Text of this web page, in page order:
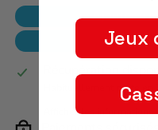
Ajouter à
Récupération
Habituellement prête en
Afficher les informations
Jeux